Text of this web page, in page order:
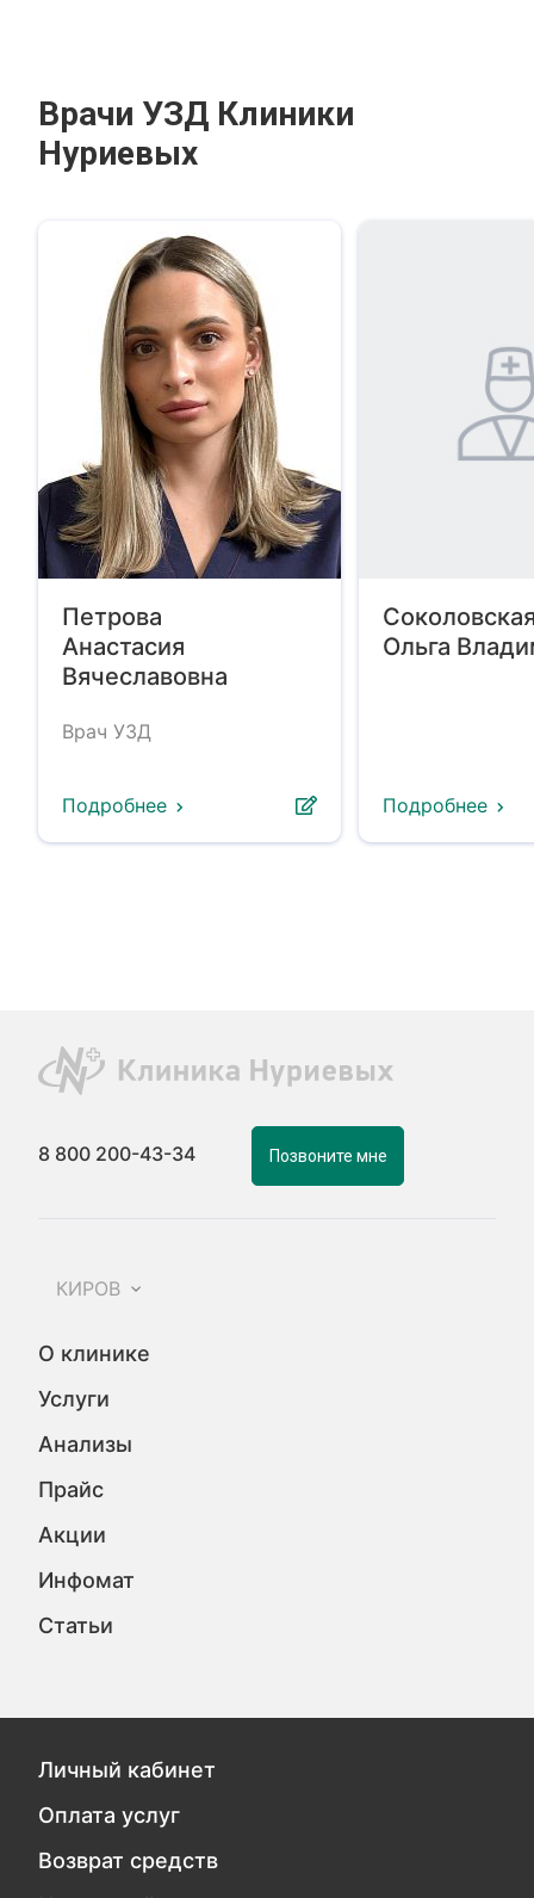
Врачи УЗД Клиники
Нуриевых
Петрова
Анастасия
Вячеславовна
Врач УЗД
Подробнее
Ольга
Подробнее
8 800 200-43-34 Позвоните мне
КИРОВ
О клинике
Услуги
Анализы
Прайс
Акции
Инфомат
Статьи
Личный кабинет
Оплата услуг
Возврат средств